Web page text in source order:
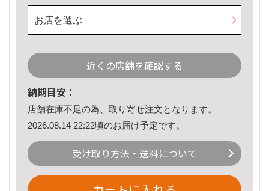
お店を選ぶ
近くの店舗を確認する
納期目安：
店舗在庫不足の為、取り寄せ注文となります。
2026.08.14 22:22頃のお届け予定です。
受け取り方法・送料について